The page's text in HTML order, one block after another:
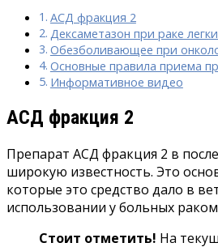
АСД фракция 2
Дексаметазон при раке
Обезболивающее при
Основные правила приема
Информативное видео
АСД фракция 2
Препарат АСД фракция 2 в
широкую известность. Это
которые это средство дало в
использовании у больных
Стоит отметить! На